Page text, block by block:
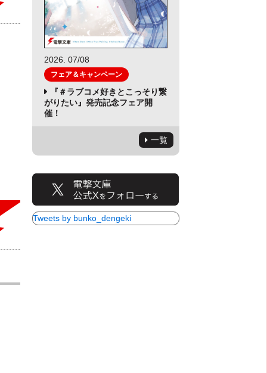
2026. 07/08
フェア＆キャンペーン
『＃ラブコメ好きとこっそり繋
がりたい』発売記念フェア開
催！
一覧
Tweets by bunko_dengeki